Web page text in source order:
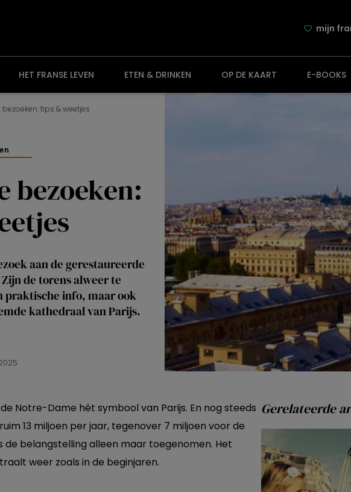
mijn
HET FRANSE LEVEN ETEN & DRINKEN OP DE KAART E-BOOKS
tips & weetjes
bezoeken:
aan de gerestaureerde
de torens alweer te
praktische info, maar ook
kathedraal van Parijs.
Notre-Dame hét symbool van Parijs. En nog steeds
13 miljoen per jaar, tegenover 7 miljoen voor de
de belangstelling alleen maar toegenomen. Het
weer zoals in de beginjaren.
Gerelateerde